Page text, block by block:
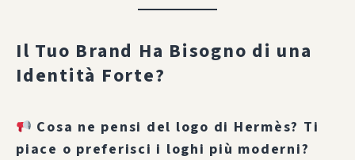
Il Tuo Brand Ha Bisogno di una
Identità Forte?
Cosa ne pensi del logo di Hermès? Ti
piace o preferisci i loghi più moderni?